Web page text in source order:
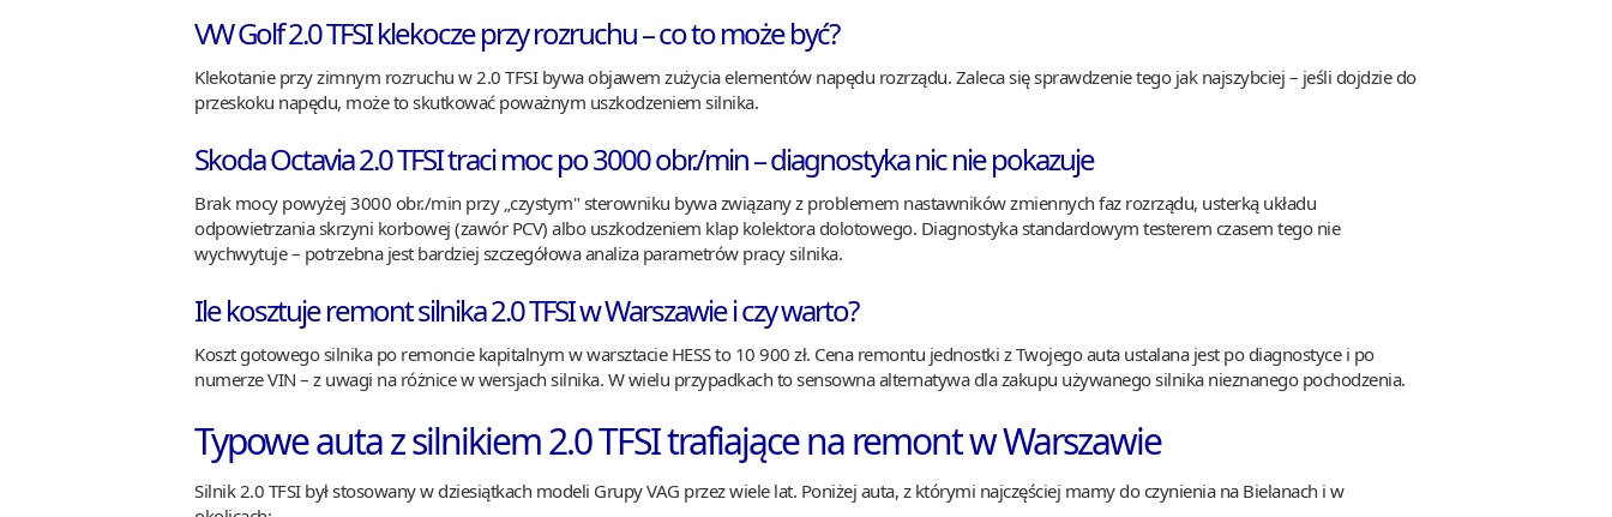
VW Golf 2.0 TFSI klekocze przy rozruchu – co to może być?
Klekotanie przy zimnym rozruchu w 2.0 TFSI bywa objawem zużycia elementów napędu rozrządu. Zaleca się sprawdzenie tego jak najszybciej – jeśli dojdzie do
przeskoku napędu, może to skutkować poważnym uszkodzeniem silnika.
Skoda Octavia 2.0 TFSI traci moc po 3000 obr./min – diagnostyka nic nie pokazuje
Brak mocy powyżej 3000 obr./min przy „czystym" sterowniku bywa związany z problemem nastawników zmiennych faz rozrządu, usterką układu
odpowietrzania skrzyni korbowej (zawór PCV) albo uszkodzeniem klap kolektora dolotowego. Diagnostyka standardowym testerem czasem tego nie
wychwytuje – potrzebna jest bardziej szczegółowa analiza parametrów pracy silnika.
Ile kosztuje remont silnika 2.0 TFSI w Warszawie i czy warto?
Koszt gotowego silnika po remoncie kapitalnym w warsztacie HESS to 10 900 zł. Cena remontu jednostki z Twojego auta ustalana jest po diagnostyce i po
numerze VIN – z uwagi na różnice w wersjach silnika. W wielu przypadkach to sensowna alternatywa dla zakupu używanego silnika nieznanego pochodzenia.
Typowe auta z silnikiem 2.0 TFSI trafiające na remont w Warszawie
Silnik 2.0 TFSI był stosowany w dziesiątkach modeli Grupy VAG przez wiele lat. Poniżej auta, z którymi najczęściej mamy do czynienia na Bielanach i w